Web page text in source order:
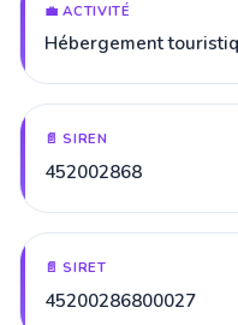
💼 ACTIVITÉ
Hébergement
📄 SIREN
452002868
📄 SIRET
45200286800027